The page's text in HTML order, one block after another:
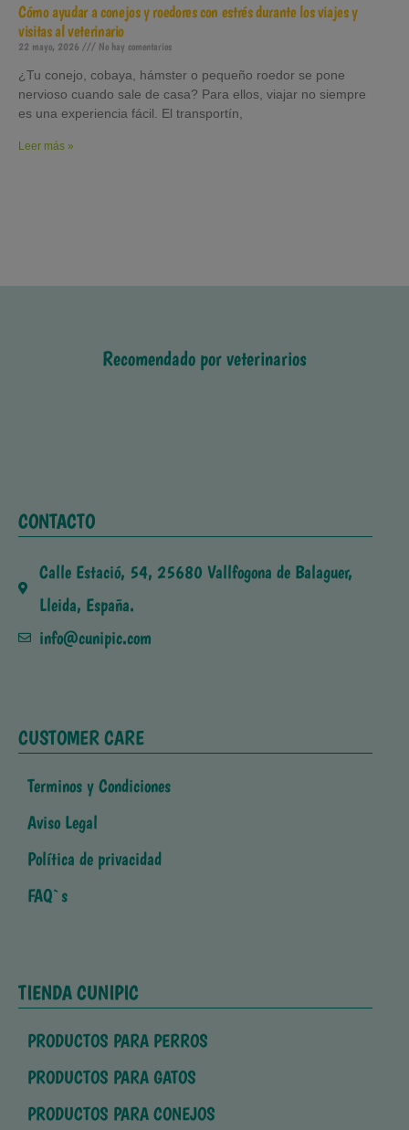
Cómo ayudar a conejos y roedores con estrés durante los viajes y
visitas al veterinario
22 mayo, 2026 No hay comentarios
¿Tu conejo, cobaya, hámster o pequeño roedor se pone
nervioso cuando sale de casa? Para ellos, viajar no siempre
es una experiencia fácil. El transportín,
Leer más »
Recomendado por veterinarios
CONTACTO
Calle Estació, 54, 25680 Vallfogona de Balaguer,
Lleida, España.
info@cunipic.com
CUSTOMER CARE
Terminos y Condiciones
Aviso Legal
Política de privacidad
FAQ`s
TIENDA CUNIPIC
PRODUCTOS PARA PERROS
PRODUCTOS PARA GATOS
PRODUCTOS PARA CONEJOS